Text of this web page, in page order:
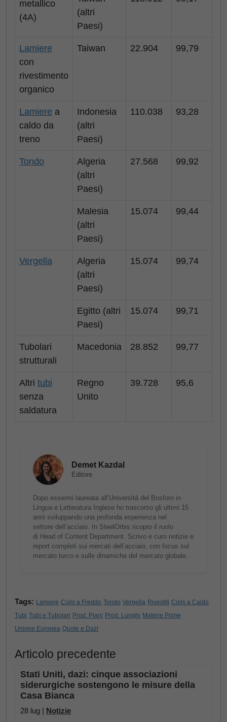
metallico
(4A)
(altri
Paesi)
Lamiere
con
rivestimento
organico
Taiwan 22.904 99,79
Lamiere a
caldo da
treno
Indonesia
(altri
Paesi)
110.038 93,28
Tondo
Algeria
(altri
Paesi)
27.568 99,92
Malesia
(altri
Paesi)
15.074 99,44
Vergella
Algeria
(altri
Paesi)
15.074 99,74
Egitto (altri
Paesi)
15.074 99,71
Tubolari
strutturali
Macedonia 28.852 99,77
Altri tubi
senza
saldatura
Regno
Unito
39.728 95,6
Demet Kazdal
Editore
Dopo essermi laureata all’Università del Bosforo in
Lingua e Letteratura Inglese ho trascorso gli ultimi 15
anni sviluppando una profonda esperienza nel
settore dell’acciaio. In SteelOrbis ricopro il ruolo
di Head of Content Department. Scrivo e curo notizie e
report completi sui mercati dell’acciaio, con focus sul
mercato turco e sulle dinamiche del mercato globale.
Tags: Lamiere Coils a Freddo Tondo Vergella Rivestiti Coils a Caldo
Tubi Tubi e Tubolari Prod. Piani Prod. Lunghi Materie Prime
Unione Europea Quote e Dazi
Articolo precedente
Stati Uniti, dazi: cinque associazioni
siderurgiche sostengono le misure della
Casa Bianca
28 lug | Notizie